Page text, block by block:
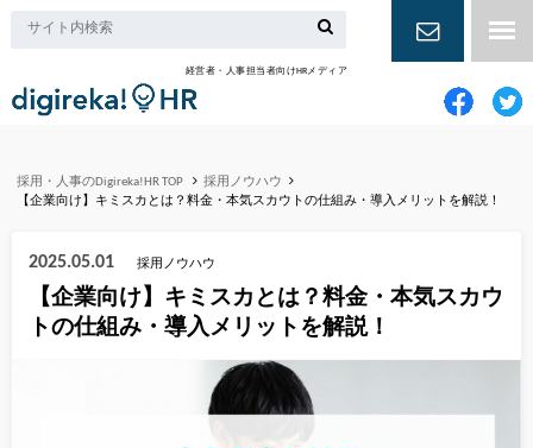
経営者・人事担当者向けHRメディア
お問い合
採用・人事のDigireka!HR TOP
採用ノウハウ
【企業向け】キミスカとは？料金・本気スカウトの仕組み・導入メリットを解説！
2025.05.01 採用ノウハウ
【企業向け】キミスカとは？料金・本気スカウ
トの仕組み・導入メリットを解説！